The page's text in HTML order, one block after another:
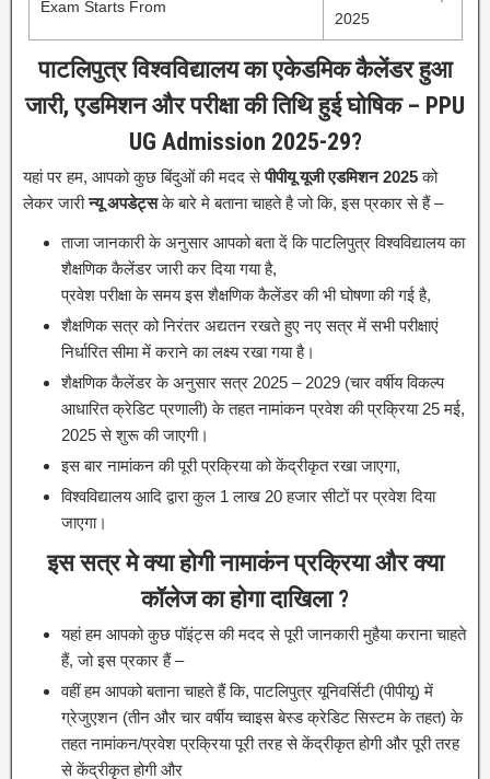
Exam Starts From
2025
पाटलिपुत्र विश्वविद्यालय का एकेडमिक कैलेंडर हुआ
जारी, एडमिशन और परीक्षा की तिथि हुई घोषिक – PPU
UG Admission 2025-29?
यहां पर हम, आपको कुछ बिंदुओं की मदद सेपीपीयू यूजी एडमिशन 2025को
लेकर जारीन्यू अपडेट्सके बारे मे बताना चाहते है जो कि, इस प्रकार से हैं –
ताजा जानकारी के अनुसार आपको बता दें कि पाटलिपुत्र विश्वविद्यालय का
शैक्षणिक कैलेंडर जारी कर दिया गया है,
प्रवेश परीक्षा के समय इस शैक्षणिक कैलेंडर की भी घोषणा की गई है,
शैक्षणिक सत्र को निरंतर अद्यतन रखते हुए नए सत्र में सभी परीक्षाएं
निर्धारित सीमा में कराने का लक्ष्य रखा गया है।
शैक्षणिक कैलेंडर के अनुसार सत्र 2025 – 2029 (चार वर्षीय विकल्प
आधारित क्रेडिट प्रणाली) के तहत नामांकन प्रवेश की प्रक्रिया 25 मई,
2025 से शुरू की जाएगी।
इस बार नामांकन की पूरी प्रक्रिया को केंद्रीकृत रखा जाएगा,
विश्वविद्यालय आदि द्वारा कुल 1 लाख 20 हजार सीटों पर प्रवेश दिया
जाएगा।
इस सत्र मे क्या होगी नामाकंन प्रक्रिया और क्या
कॉलेज का होगा दाखिला ?
यहां हम आपको कुछ पॉइंट्स की मदद से पूरी जानकारी मुहैया कराना चाहते
हैं, जो इस प्रकार हैं –
वहीं हम आपको बताना चाहते हैं कि, पाटलिपुत्र यूनिवर्सिटी (पीपीयू) में
ग्रेजुएशन (तीन और चार वर्षीय च्वाइस बेस्ड क्रेडिट सिस्टम के तहत) के
तहत नामांकन/प्रवेश प्रक्रिया पूरी तरह से केंद्रीकृत होगी और पूरी तरह
से केंद्रीकृत होगी और